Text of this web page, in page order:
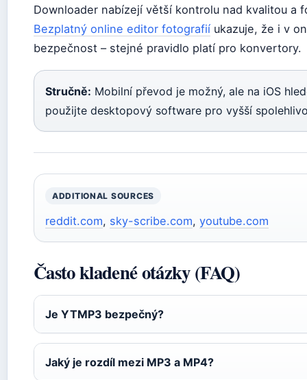
Downloader nabízejí větší kontrolu nad kvalitou a
Bezplatný online editor fotografií ukazuje, že i v
bezpečnost – stejné pravidlo platí pro konvertory.
Stručně: Mobilní převod je možný, ale na iOS
použijte desktopový software pro vyšší
ADDITIONAL SOURCES
reddit.com, sky-scribe.com, youtube.com
Často kladené otázky (FAQ)
Je YTMP3 bezpečný?
Jaký je rozdíl mezi MP3 a MP4?